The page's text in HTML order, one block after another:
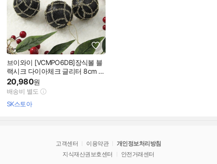
브이와이 [VCMPO6DB]장식볼 블
랙시크 다이아체크 글리터 8cm 3
p
20,980원
배송비 별도
SK스토아
고객센터 이용약관
개인정보처리방침
지식재산권보호센터
안전거래센터